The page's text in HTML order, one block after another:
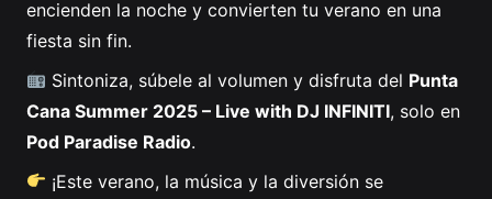
encienden la noche y convierten tu verano en una
fiesta sin fin.
Sintoniza, súbele al volumen y disfruta del Punta
Cana Summer 2025 – Live with DJ INFINITI, solo en
Pod Paradise Radio.
¡Este verano, la música y la diversión se